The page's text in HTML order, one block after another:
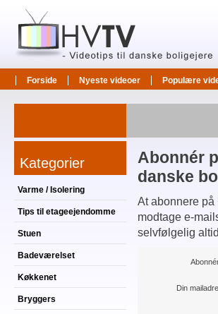
Forside Nyeste videoer Populære
Kategorier
Varme / Isolering
Tips til etageejendomme
Stuen
Badeværelset
Køkkenet
Bryggers
Abonnér
danske
At abonnere
modtage e-
selvfølgelig
Din